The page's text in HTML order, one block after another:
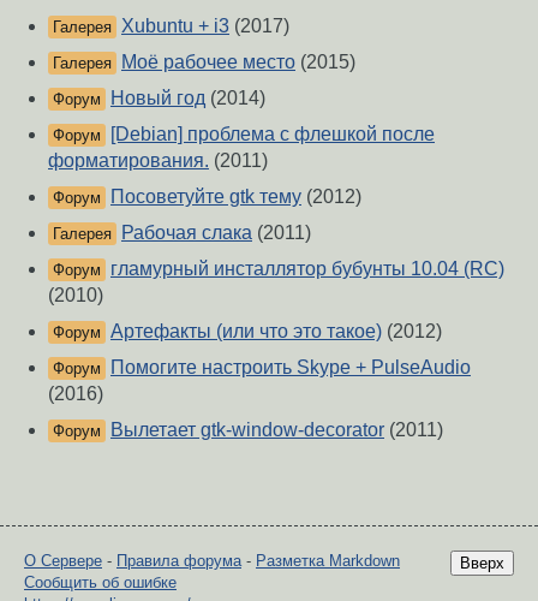
Галерея Xubuntu + i3 (2017)
Галерея Моё рабочее место (2015)
Форум Новый год (2014)
Форум
[Debian] проблема с флешкой после
форматирования. (2011)
Форум Посоветуйте gtk тему (2012)
Галерея Рабочая слака (2011)
Форум
гламурный инсталлятор бубунты 10.04 (RC)
(2010)
Форум Артефакты (или что это такое) (2012)
Форум
Помогите настроить Skype + PulseAudio
(2016)
Форум Вылетает gtk-window-decorator (2011)
Вверх
О Сервере - Правила форума- Разметка Markdown
Сообщить об ошибке